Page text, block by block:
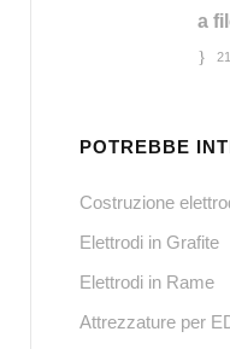
a
POTREBBE
Costruzione
Elettrodi in Grafite
Elettrodi in Rame
Attrezzature per